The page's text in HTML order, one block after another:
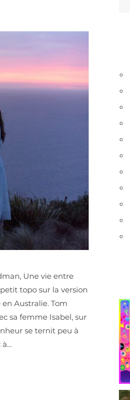
Une vie entre
topo sur la version
Australie. Tom
sa femme Isabel, sur
se ternit peu à
à…